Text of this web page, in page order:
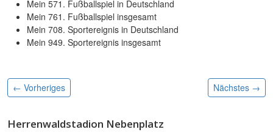
Mein 571. Fußballspiel in Deutschland
Mein 761. Fußballspiel insgesamt
Mein 708. Sportereignis in Deutschland
Mein 949. Sportereignis insgesamt
← Vorheriges Nächstes →
Herrenwaldstadion Nebenplatz